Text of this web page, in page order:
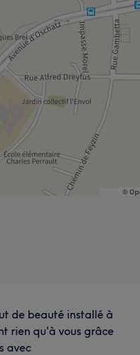
de beauté installé à
rien qu'à vous grâce
avec